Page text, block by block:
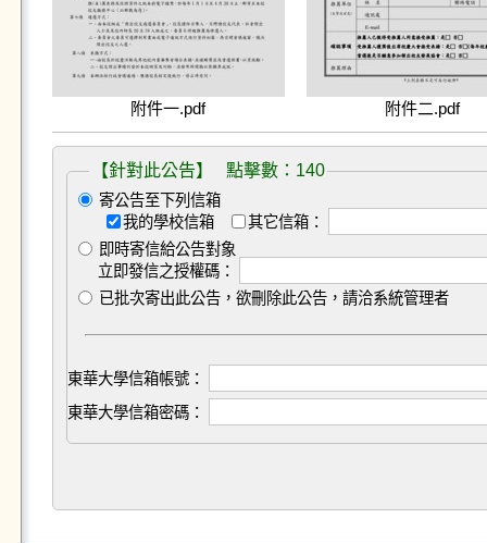
附件一.pdf 附件二.pdf
【針對此公告】 點擊數：140
寄公告至下列信箱
我的學校信箱
其它信箱：
即時寄信給公告對象
立即發信之授權碼：
已批次寄出此公告，欲刪除此公告，請洽系統管理者
東華大學信箱帳號：
東華大學信箱密碼：